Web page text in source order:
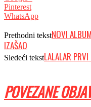
Pinterest
WhatsApp
Prethodni tekstNOVI
IZAŠAO
Sledeći tekstLALALAR
POVEZANE